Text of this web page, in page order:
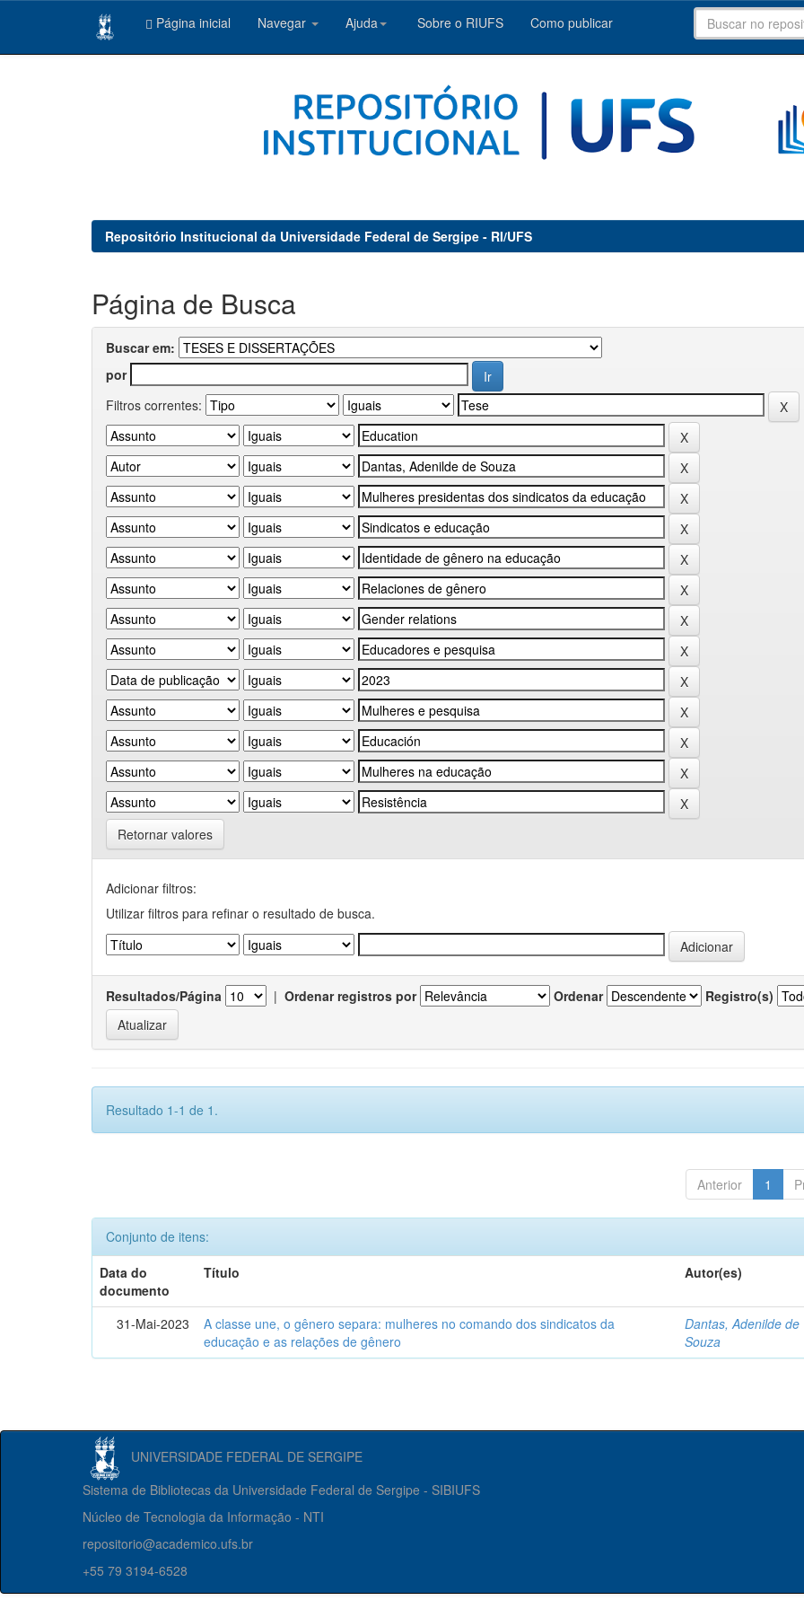
Página inicial Navegar Ajuda Sobre o RIUFS Como publicar
Repositório Institucional da Universidade Federal de Sergipe - RI/UFS
Página de Busca
Buscar em:
por
Filtros correntes:
Retornar valores
Adicionar filtros:
Utilizar filtros para refinar o resultado de busca.
Resultados/Página | Ordenar registros por Ordenar Registro(s)
Resultado 1-1 de 1.
Anterior 1
Conjunto de itens:
Data do
documento
Título Autor(es)
31-Mai-2023
A classe une, o gênero separa: mulheres no comando dos sindicatos da
educação e as relações de gênero
Dantas, Adenilde de
Souza
UNIVERSIDADE FEDERAL DE SERGIPE
Sistema de Bibliotecas da Universidade Federal de Sergipe - SIBIUFS
Núcleo de Tecnologia da Informação - NTI
repositorio@academico.ufs.br
+55 79 3194-6528